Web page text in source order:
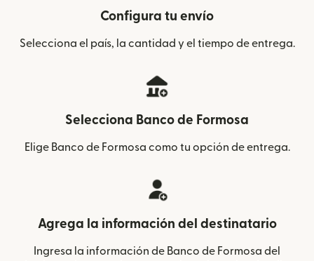
Configura tu envío
Selecciona el país, la cantidad y el tiempo de entrega.
Selecciona Banco de Formosa
Elige Banco de Formosa como tu opción de entrega.
Agrega la información del destinatario
Ingresa la información de Banco de Formosa del